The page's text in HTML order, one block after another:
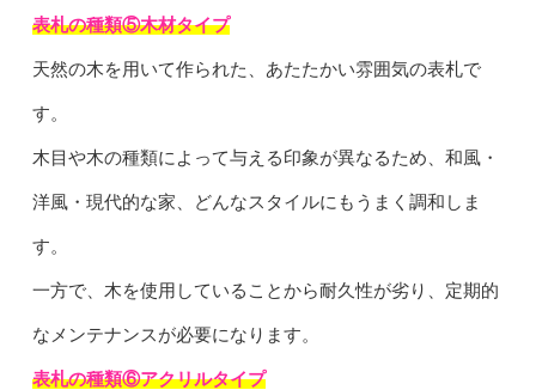
表札の種類⑤木材タイプ
天然の木を用いて作られた、あたたかい雰囲気の表札で
す。
木目や木の種類によって与える印象が異なるため、和風・
洋風・現代的な家、どんなスタイルにもうまく調和しま
す。
一方で、木を使用していることから耐久性が劣り、定期的
なメンテナンスが必要になります。
表札の種類⑥アクリルタイプ